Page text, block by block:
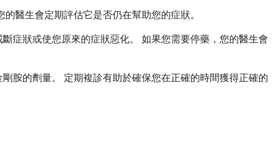
醫生會定期評估它是否仍在幫助您的症狀。
症狀或使您原來的症狀惡化。 如果您需要停藥，您的醫生會
胺的劑量。 定期複診有助於確保您在正確的時間獲得正確的